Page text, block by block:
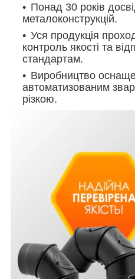
Понад 30 років
металоконструкцій.
Уся продукція
контроль якості та
стандартам.
Виробництво
автоматизованим
різкою.